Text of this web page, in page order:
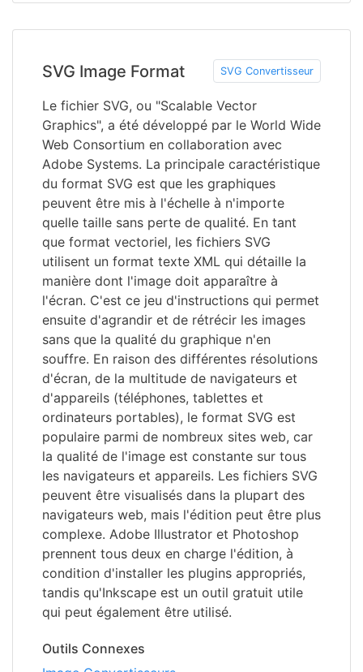
SVG Image Format SVG Convertisseur
Le fichier SVG, ou "Scalable Vector
Graphics", a été développé par le World Wide
Web Consortium en collaboration avec
Adobe Systems. La principale caractéristique
du format SVG est que les graphiques
peuvent être mis à l'échelle à n'importe
quelle taille sans perte de qualité. En tant
que format vectoriel, les fichiers SVG
utilisent un format texte XML qui détaille la
manière dont l'image doit apparaître à
l'écran. C'est ce jeu d'instructions qui permet
ensuite d'agrandir et de rétrécir les images
sans que la qualité du graphique n'en
souffre. En raison des différentes résolutions
d'écran, de la multitude de navigateurs et
d'appareils (téléphones, tablettes et
ordinateurs portables), le format SVG est
populaire parmi de nombreux sites web, car
la qualité de l'image est constante sur tous
les navigateurs et appareils. Les fichiers SVG
peuvent être visualisés dans la plupart des
navigateurs web, mais l'édition peut être plus
complexe. Adobe Illustrator et Photoshop
prennent tous deux en charge l'édition, à
condition d'installer les plugins appropriés,
tandis qu'Inkscape est un outil gratuit utile
qui peut également être utilisé.
Outils Connexes